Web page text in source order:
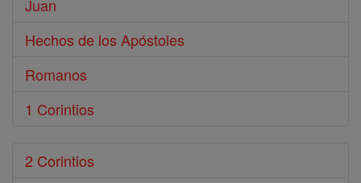
Juan
Hechos de los Apóstoles
Romanos
1 Corintios
2 Corintios